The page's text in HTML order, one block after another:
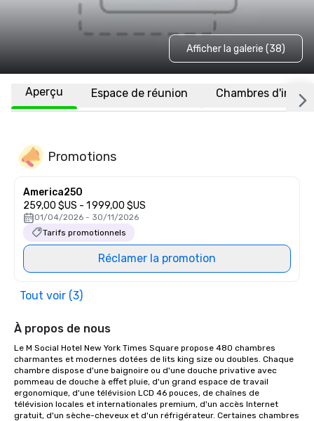
Afficher la galerie (38)
Aperçu Espace de réunion Chambres
Promotions
America250
259,00 $US - 1 999,00 $US
01/04/2026 - 30/11/2026
Tarifs promotionnels
Réclamer la promotion
Tout voir (3)
À propos de nous
Le M Social Hotel New York Times Square propose 480 chambres
charmantes et modernes dotées de lits king size ou doubles. Chaque
chambre dispose d'une baignoire ou d'une douche privative avec
pommeau de douche à effet pluie, d'un grand espace de travail
ergonomique, d'une télévision LCD 46 pouces, de chaînes de
télévision locales et internationales premium, d'un accès Internet
gratuit, d'un sèche-cheveux et d'un réfrigérateur. Certaines chambres